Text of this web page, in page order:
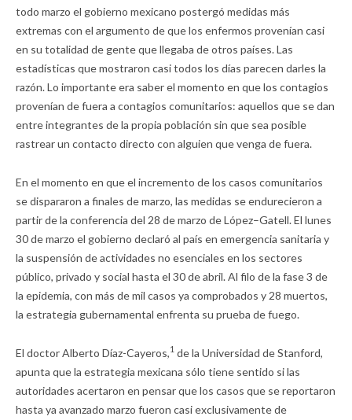
todo marzo el gobierno mexicano postergó medidas más
extremas con el argumento de que los enfermos provenían casi
en su totalidad de gente que llegaba de otros países. Las
estadísticas que mostraron casi todos los días parecen darles la
razón. Lo importante era saber el momento en que los contagios
provenían de fuera a contagios comunitarios: aquellos que se dan
entre integrantes de la propia población sin que sea posible
rastrear un contacto directo con alguien que venga de fuera.
En el momento en que el incremento de los casos comunitarios
se dispararon a finales de marzo, las medidas se endurecieron a
partir de la conferencia del 28 de marzo de López–Gatell. El lunes
30 de marzo el gobierno declaró al país en emergencia sanitaria y
la suspensión de actividades no esenciales en los sectores
público, privado y social hasta el 30 de abril. Al filo de la fase 3 de
la epidemia, con más de mil casos ya comprobados y 28 muertos,
la estrategia gubernamental enfrenta su prueba de fuego.
El doctor Alberto Díaz-Cayeros,1 de la Universidad de Stanford,
apunta que la estrategia mexicana sólo tiene sentido si las
autoridades acertaron en pensar que los casos que se reportaron
hasta ya avanzado marzo fueron casi exclusivamente de